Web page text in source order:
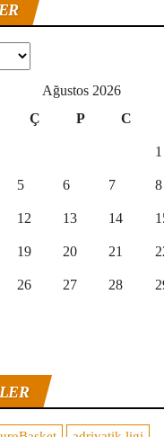
Ağustos 2026
Ç P C
1
5 6 7 8
12 13 14
19 20 21
26 27 28